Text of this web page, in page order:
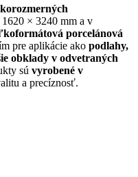
× 3240 mm a v
porcelánová
pre aplikácie ako podlahy,
obklady v odvetraných
sú vyrobené v
a precíznosť.